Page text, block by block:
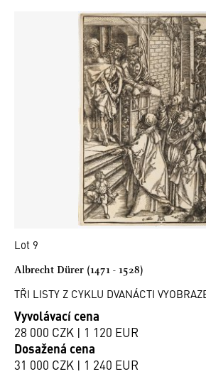
Lot 9
Albrecht Dürer (1471 - 1528)
TŘI LISTY Z CYKLU DVANÁCTI
Vyvolávací cena
28 000 CZK | 1 120 EUR
Dosažená cena
31 000 CZK | 1 240 EUR